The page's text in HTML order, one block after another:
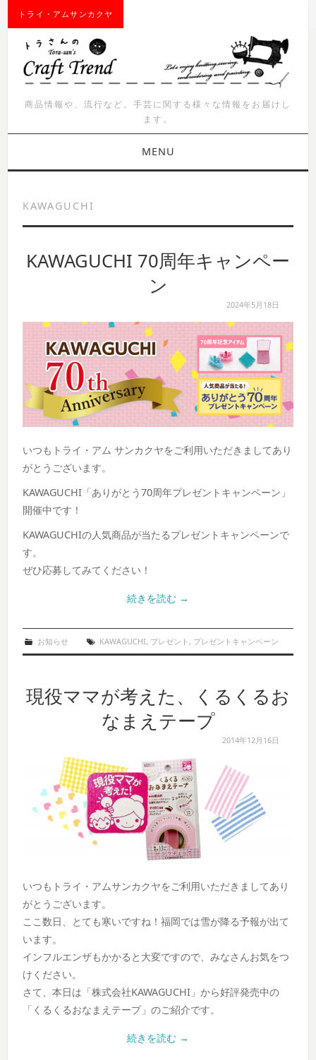
トライ・アムサンカクヤ
商品情報や、流行など。手芸に関する様々な情報をお届けし
ます。
MENU
商品紹介
イベント
KAWAGUCHI
KAWAGUCHI 70周年キャンペー
ン
2024年5月18日
いつもトライ・アム サンカクヤをご利用いただきましてあり
がとうございます。
KAWAGUCHI「ありがとう70周年プレゼントキャンペーン」
開催中です！
KAWAGUCHIの人気商品が当たるプレゼントキャンペーンで
す。
ぜひ応募してみてください！
続きを読む →
お知らせ KAWAGUCHI, プレゼント , プレゼントキャンペーン
現役ママが考えた、くるくるお
なまえテープ
2014年12月16日
いつもトライ・アムサンカクヤをご利用いただきましてあり
がとうございます。
ここ数日、とても寒いですね！福岡では雪が降る予報が出て
います。
インフルエンザもかかると大変ですので、みなさんお気をつ
けください。
さて、本日は「株式会社KAWAGUCHI」から好評発売中の
「くるくるおなまえテープ」のご紹介です。
続きを読む →